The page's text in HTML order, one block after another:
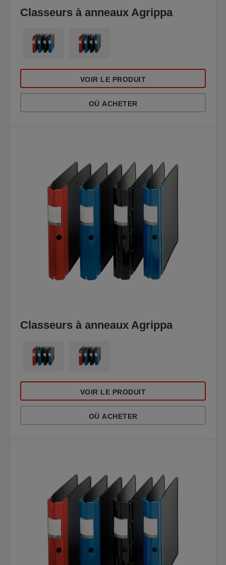
Classeurs à anneaux Agrippa
VOIR LE PRODUIT
OÙ ACHETER
Classeurs à anneaux Agrippa
VOIR LE PRODUIT
OÙ ACHETER